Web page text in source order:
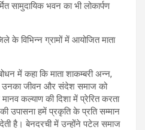
सामुदायिक भवन का भी लोकार्पण
में कहा कि माता शाकम्बरी अन्न,
उनका जीवन और संदेश समाज को
कल्याण की दिशा में प्रेरित करता
उपासना हमें प्रकृति के प्रति सम्मान
है। बेनदरची में उन्होंने पटेल समाज